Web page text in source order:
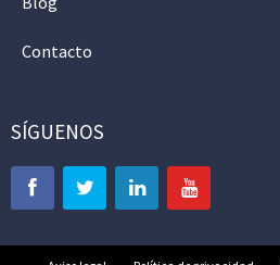
Contacto
SÍGUENOS